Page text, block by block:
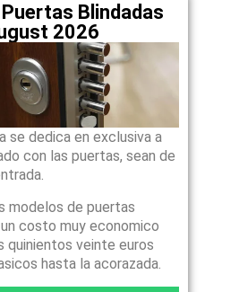
Blindadas
2026
se dedica en exclusiva a
con las puertas, sean de
modelos de puertas
costo muy economico
quinientos veinte euros
hasta la acorazada.